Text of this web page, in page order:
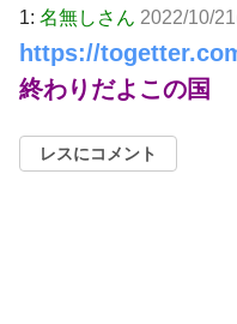
1: 名無しさん 2022/10/
https://
終わりだよこの国
レスにコメント